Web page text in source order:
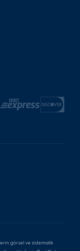
görsel ve sistematik